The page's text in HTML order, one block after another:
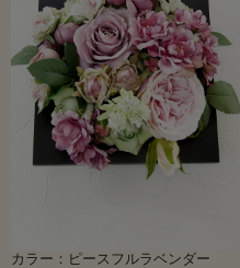
カラー：ピースフルラベンダー